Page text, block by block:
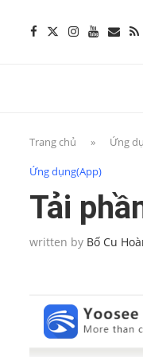
Trang chủ » Ứng
Ứng dụng(App)
Tải
written by Bố Cu